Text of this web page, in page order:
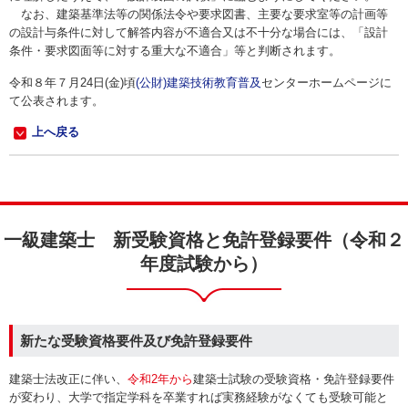
なお、建築基準法等の関係法令や要求図書、主要な要求室等の計画等
の設計与条件に対して解答内容が不適合又は不十分な場合には、「設計
条件・要求図面等に対する重大な不適合」等と判断されます。
令和８年７月24日(金)頃(公財)建築技術教育普及 センターホームページに
て公表されます。
上へ戻る
一級建築士 新受験資格と免許登録要件（令和２
年度試験から）
新たな受験資格要件及び免許登録要件
建築士法改正に伴い、 令和2年から建築士試験の受験資格・免許登録要件
が変わり、大学で指定学科を卒業すれば実務経験がなくても受験可能と